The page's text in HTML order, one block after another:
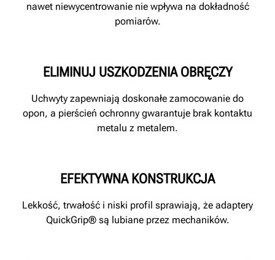
nawet niewycentrowanie nie wpływa na dokładność
pomiarów.
ELIMINUJ USZKODZENIA OBRĘCZY
Uchwyty zapewniają doskonałe zamocowanie do
opon, a pierścień ochronny gwarantuje brak kontaktu
metalu z metalem.
EFEKTYWNA KONSTRUKCJA
Lekkość, trwałość i niski profil sprawiają, że adaptery
QuickGrip® są lubiane przez mechaników.